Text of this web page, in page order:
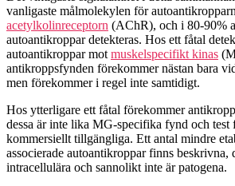
vanligaste målmolekylen för
acetylkolinreceptorn (AChR), och i 80-90%
autoantikroppar detekteras. Hos ett fåtal
autoantikroppar mot muskelspecifikt kinas
antikroppsfynden förekommer nästan bara
men förekommer i regel inte samtidigt.
Hos ytterligare ett fåtal förekommer
dessa är inte lika MG-specifika fynd och test
kommersiellt tillgängliga. Ett antal mindre
associerade autoantikroppar finns beskrivna,
intracellulära och sannolikt inte är patogena.